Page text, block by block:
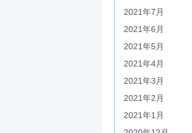
2021年7月
2021年6月
2021年5月
2021年4月
2021年3月
2021年2月
2021年1月